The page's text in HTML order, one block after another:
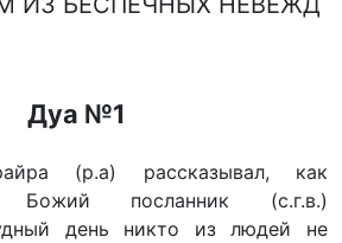
Дуа №1
(р.а) рассказывал, как
Божий посланник (с.г.в.)
день никто из людей не